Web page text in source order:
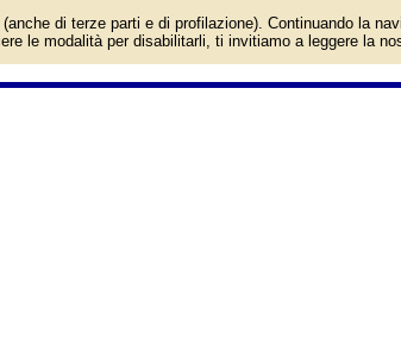
Per l'accesso è richiesto un account facebook o
di terze parti e di profilazione). Continuando la
le modalità per disabilitarli, ti invitiamo a leggere la